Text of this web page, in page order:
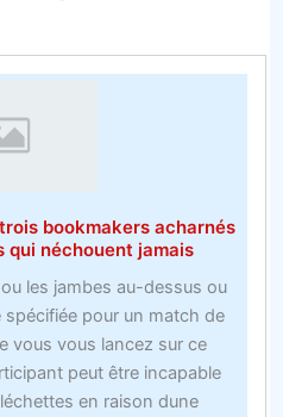
bookmakers acharnés
néchouent jamais
les jambes au-dessus ou
pour un match de
vous vous lancez sur ce
peut être incapable
en raison dune